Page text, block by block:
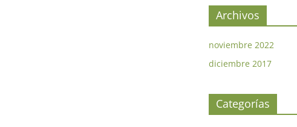
Archivos
noviembre 2022
diciembre 2017
Categorías